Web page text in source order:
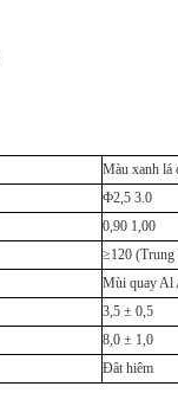
Màu xanh lá
Ф2,5 3.0
0,90 1,00
≥120 (Trung
Mùi quay Al
3,5 ± 0,5
8,0 ± 1,0
Đât hiêm